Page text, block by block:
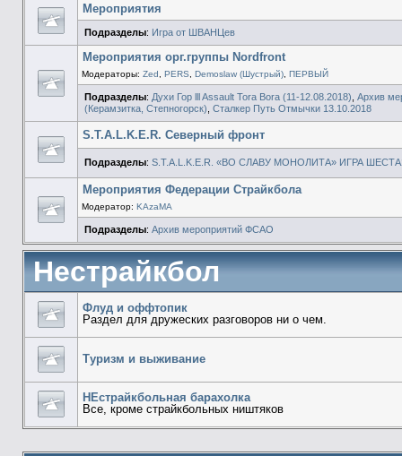
Мероприятия
Подразделы: Игра от ШВАНЦев
Мероприятия орг.группы Nordfront
Модераторы: Zed PERS Demoslaw (Шустрый), ПЕРВЫЙ
Подразделы: Духи Гор lll Assault Tora Bora (11-12.08.2018) ,Архив
(Керамзитка, Степногорск) ,Сталкер Путь Отмычки 13.10.2018
S.T.A.L.K.E.R. Северный фронт
Подразделы:S.T.A.L.K.E.R. «ВО СЛАВУ МОНОЛИТА» ИГРА
Мероприятия Федерации Страйкбола
Модератор: KAzaMA
Подразделы:Архив мероприятий ФСАО
Нестрайкбол
Флуд и оффтопик
Раздел для дружеских разговоров ни о чем.
Туризм и выживание
НЕстрайкбольная барахолка
Все, кроме страйкбольных ништяков